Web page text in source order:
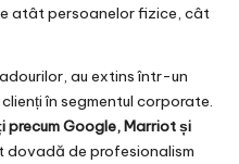
atât persoanelor fizice, cât
au extins într-un
în segmentul corporate.
Google, Marriot și
dovadă de profesionalism